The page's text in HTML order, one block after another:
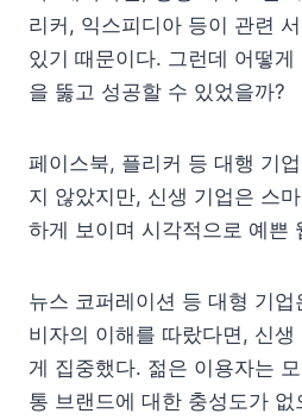
리커, 익스피디아 등이 관련
있기 때문이다. 그런데 어떻
을 뚫고 성공할 수 있었을까?
페이스북, 플리커 등 대행 기
지 않았지만, 신생 기업은 스
하게 보이며 시각적으로 예쁜
뉴스 코퍼레이션 등 대형 기
비자의 이해를 따랐다면, 신
게 집중했다. 젊은 이용자는
통 브랜드에 대한 충성도가